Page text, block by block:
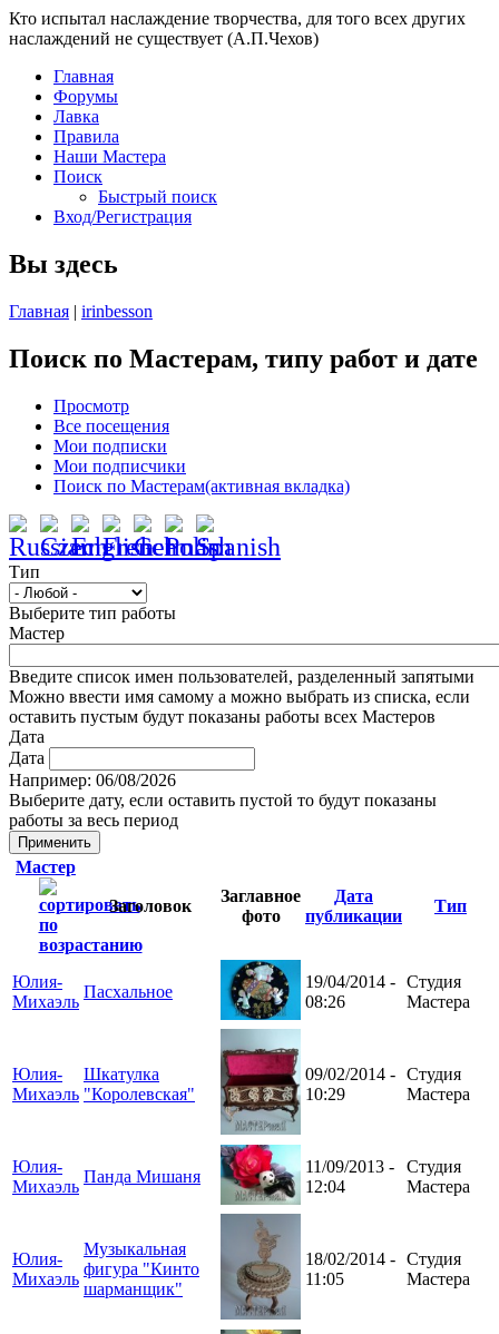
Кто испытал наслаждение творчества, для того всех других
наслаждений не существует (А.П.Чехов)
Главная
Форумы
Лавка
Правила
Наши Мастера
Поиск
Быстрый поиск
Вход/Регистрация
Вы здесь
Главная | irinbesson
Поиск по Мастерам, типу работ и дате
Просмотр
Все посещения
Мои подписки
Мои подписчики
Поиск по Мастерам(активная вкладка)
Тип
Выберите тип работы
Мастер
Введите список имен пользователей, разделенный запятыми
Можно ввести имя самому а можно выбрать из списка, если
оставить пустым будут показаны работы всех Мастеров
Дата
Дата
Например: 06/08/2026
Выберите дату, если оставить пустой то будут показаны
работы за весь период
Мастер
Заголовок
Заглавное
фото
Дата
публикации
Тип
Юлия-
Михаэль
Пасхальное
19/04/2014 -
08:26
Студия
Мастера
Юлия-
Михаэль
Шкатулка
"Королевская"
09/02/2014 -
10:29
Студия
Мастера
Юлия-
Михаэль
Панда Мишаня
11/09/2013 -
12:04
Студия
Мастера
Юлия-
Михаэль
Музыкальная
фигура "Кинто
шарманщик"
18/02/2014 -
11:05
Студия
Мастера